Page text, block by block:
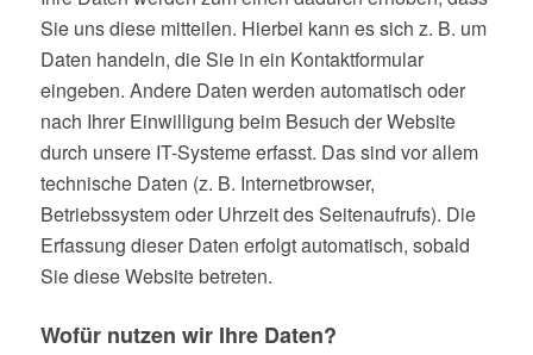
Sie uns diese mitteilen. Hierbei kann es sich z. B. um
Daten handeln, die Sie in ein Kontaktformular
eingeben. Andere Daten werden automatisch oder
nach Ihrer Einwilligung beim Besuch der Website
durch unsere IT-Systeme erfasst. Das sind vor allem
technische Daten (z. B. Internetbrowser,
Betriebssystem oder Uhrzeit des Seitenaufrufs). Die
Erfassung dieser Daten erfolgt automatisch, sobald
Sie diese Website betreten.
Wofür nutzen wir Ihre Daten?